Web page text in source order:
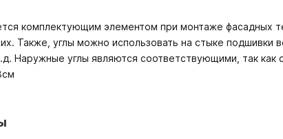
комплектующим элементом при монтаже фасадных
Также, углы можно использовать на стыке
Наружные углы являются соответствующими, так как